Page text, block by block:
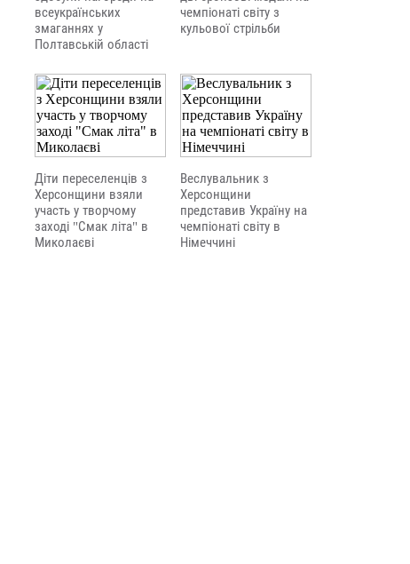
всеукраїнських
змаганнях у
Полтавській області
чемпіонаті світу з
кульової стрільби
Діти переселенців з
Херсонщини взяли
участь у творчому
заході "Смак літа" в
Миколаєві
Веслувальник з
Херсонщини
представив Україну на
чемпіонаті світу в
Німеччині